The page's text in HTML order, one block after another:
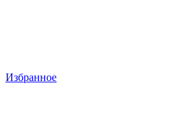
Избранное